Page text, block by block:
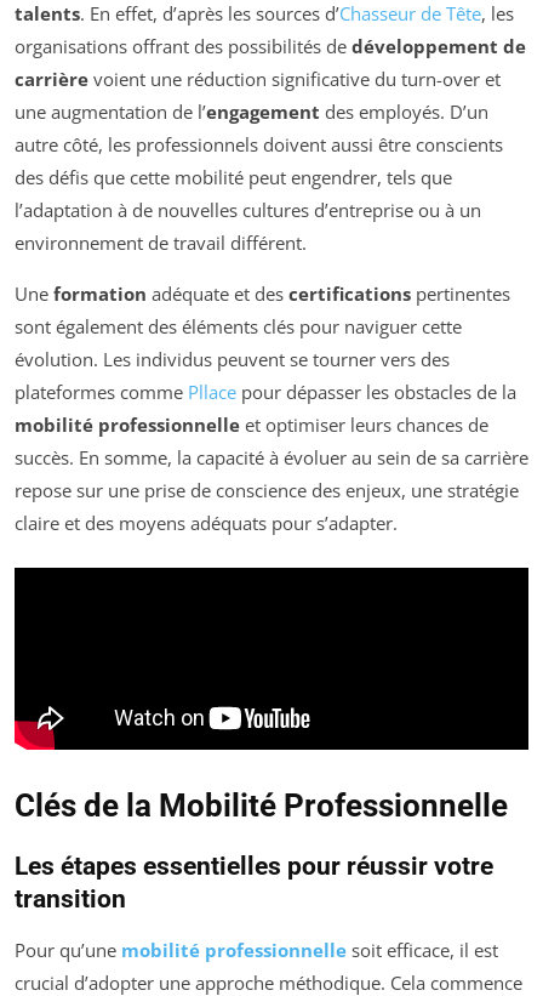
talents. En effet, d’après les sources d’Chasseur de Tête, les
organisations offrant des possibilités de développement de
carrière voient une réduction significative du turn-over et
une augmentation de l’engagement des employés. D’un
autre côté, les professionnels doivent aussi être conscients
des défis que cette mobilité peut engendrer, tels que
l’adaptation à de nouvelles cultures d’entreprise ou à un
environnement de travail différent.
Une formation adéquate et des certifications pertinentes
sont également des éléments clés pour naviguer cette
évolution. Les individus peuvent se tourner vers des
plateformes comme Pllace pour dépasser les obstacles de la
mobilité professionnelle et optimiser leurs chances de
succès. En somme, la capacité à évoluer au sein de sa carrière
repose sur une prise de conscience des enjeux, une stratégie
claire et des moyens adéquats pour s’adapter.
Clés de la Mobilité Professionnelle
Les étapes essentielles pour réussir votre
transition
Pour qu’une mobilité professionnelle soit efficace, il est
crucial d’adopter une approche méthodique. Cela commence